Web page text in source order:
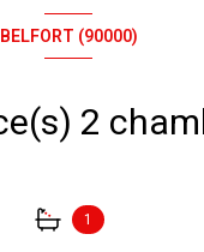
BELFORT (90000)
1